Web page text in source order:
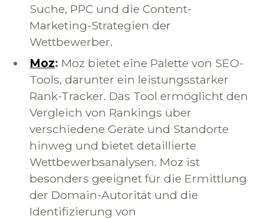
Suche, PPC und die Content-
Marketing-Strategien der
Wettbewerber.
Moz: Moz bietet eine Palette von SEO-
Tools, darunter ein leistungsstarker
Rank-Tracker. Das Tool ermöglicht den
Vergleich von Rankings über
verschiedene Geräte und Standorte
hinweg und bietet detaillierte
Wettbewerbsanalysen. Moz ist
besonders geeignet für die Ermittlung
der Domain-Autorität und die
Identifizierung von